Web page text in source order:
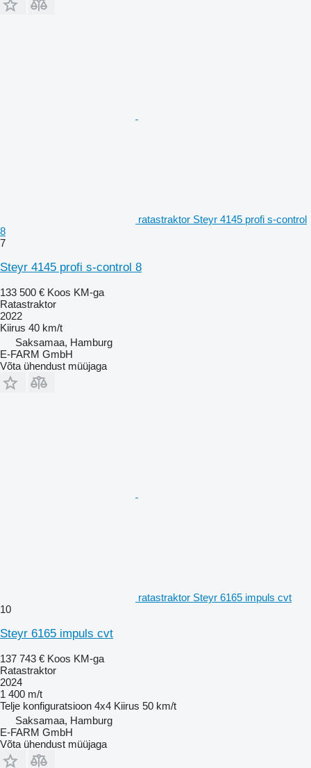
ratastraktor Steyr 4145 profi s-control
8
7
Steyr 4145 profi s-control 8
133 500 € Koos KM-ga
Ratastraktor
2022
Kiirus 40 km/t
Saksamaa, Hamburg
E-FARM GmbH
Võta ühendust müüjaga
ratastraktor Steyr 6165 impuls cvt
10
Steyr 6165 impuls cvt
137 743 € Koos KM-ga
Ratastraktor
2024
1 400 m/t
Telje konfiguratsioon 4x4 Kiirus 50 km/t
Saksamaa, Hamburg
E-FARM GmbH
Võta ühendust müüjaga